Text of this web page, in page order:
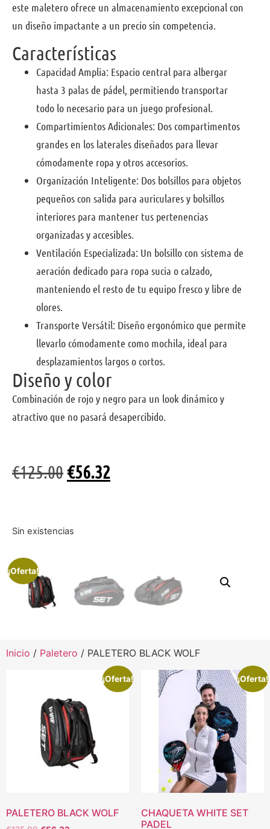
este maletero ofrece un almacenamiento excepcional con
un diseño impactante a un precio sin competencia.
Características
Capacidad Amplia: Espacio central para albergar
hasta 3 palas de pádel, permitiendo transportar
todo lo necesario para un juego profesional.
Compartimientos Adicionales: Dos compartimentos
grandes en los laterales diseñados para llevar
cómodamente ropa y otros accesorios.
Organización Inteligente: Dos bolsillos para objetos
pequeños con salida para auriculares y bolsillos
interiores para mantener tus pertenencias
organizadas y accesibles.
Ventilación Especializada: Un bolsillo con sistema de
aeración dedicado para ropa sucia o calzado,
manteniendo el resto de tu equipo fresco y libre de
olores.
Transporte Versátil: Diseño ergonómico que permite
llevarlo cómodamente como mochila, ideal para
desplazamientos largos o cortos.
Diseño y color
Combinación de rojo y negro para un look dinámico y
atractivo que no pasará desapercibido.
€125.00€56.32
Sin existencias
¡Oferta!
Inicio / Paletero / PALETERO BLACK WOLF
¡Oferta!
PALETERO BLACK WOLF
¡Oferta!
CHAQUETA WHITE SET
PADEL